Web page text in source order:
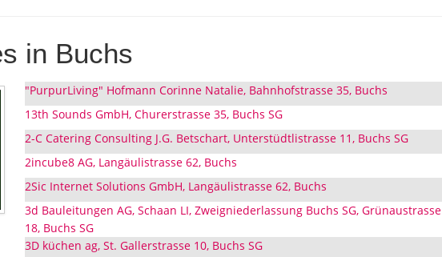
in Buchs
"PurpurLiving" Hofmann Corinne Natalie, Bahnhofstrasse 35, Buchs
13th Sounds GmbH, Churerstrasse 35, Buchs SG
2-C Catering Consulting J.G. Betschart, Unterstüdtlistrasse 11, Buchs SG
2incube8 AG, Langäulistrasse 62, Buchs
2Sic Internet Solutions GmbH, Langäulistrasse 62, Buchs
3d Bauleitungen AG, Schaan LI, Zweigniederlassung Buchs SG, Grünaustrasse
18, Buchs SG
3D küchen ag, St. Gallerstrasse 10, Buchs SG